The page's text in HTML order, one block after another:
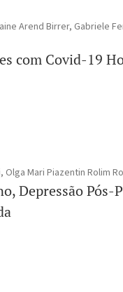
Arend Birrer, Gabriele
com Covid-19
Olga Mari Piazentin Rolim
Depressão Pós-